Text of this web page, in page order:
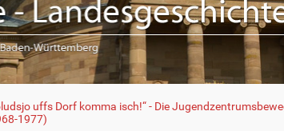
uffs Dorf komma isch!“ - Die
1977)